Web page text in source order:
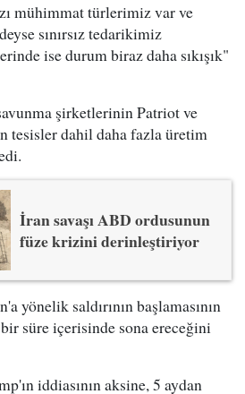
mühimmat türlerimiz var ve
sınırsız tedarikimiz
ise durum biraz daha sıkışık"
şirketlerinin Patriot ve
tesisler dahil daha fazla üretim
İran savaşı ABD ordusunun
füze krizini derinleştiriyor
yönelik saldırının başlamasının
bir süre içerisinde sona ereceğini
iddiasının aksine, 5 aydan